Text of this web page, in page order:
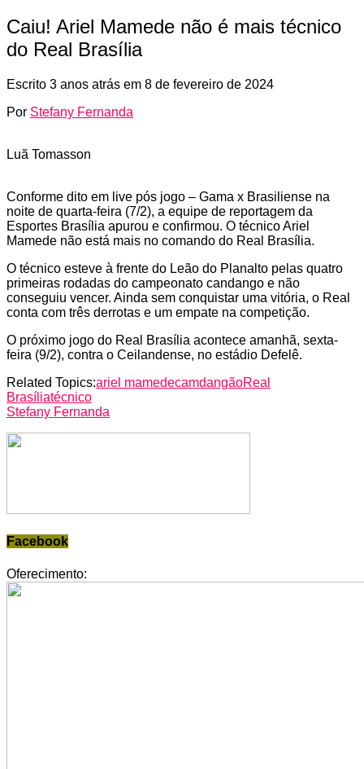
Caiu! Ariel Mamede não é mais técnico
do Real Brasília
Escrito 3 anos atrás em 8 de fevereiro de 2024
Por Stefany Fernanda
Luã Tomasson
Conforme dito em live pós jogo – Gama x Brasiliense na
noite de quarta-feira (7/2), a equipe de reportagem da
Esportes Brasília apurou e confirmou. O técnico Ariel
Mamede não está mais no comando do Real Brasília.
O técnico esteve à frente do Leão do Planalto pelas quatro
primeiras rodadas do campeonato candango e não
conseguiu vencer. Ainda sem conquistar uma vitória, o Real
conta com três derrotas e um empate na competição.
O próximo jogo do Real Brasília acontece amanhã, sexta-
feira (9/2), contra o Ceilandense, no estádio Defelê.
Related Topics:ariel mamedecamdangãoReal
Brasíliatécnico
Stefany Fernanda
Facebook
Oferecimento: